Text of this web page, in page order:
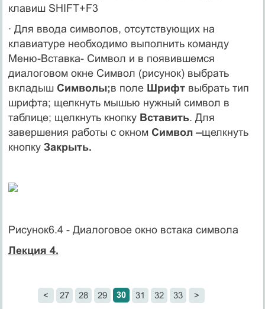
клавиш SHIFT+F3
· Для ввода символов, отсутствующих на
клавиатуре необходимо выполнить команду
Меню-Вставка- Символ и в появившемся
диалоговом окне Символ (рисунок) выбрать
вкладыш Символы;в поле Шрифтвыбрать тип
шрифта; щелкнуть мышью нужный символ в
таблице; щелкнуть кнопку Вставить. Для
завершения работы с окном Символ –щелкнуть
кнопку Закрыть.
Рисунок6.4 - Диалоговое окно встака символа
Лекция 4.
< 27 28 29 30 31 32 33 >